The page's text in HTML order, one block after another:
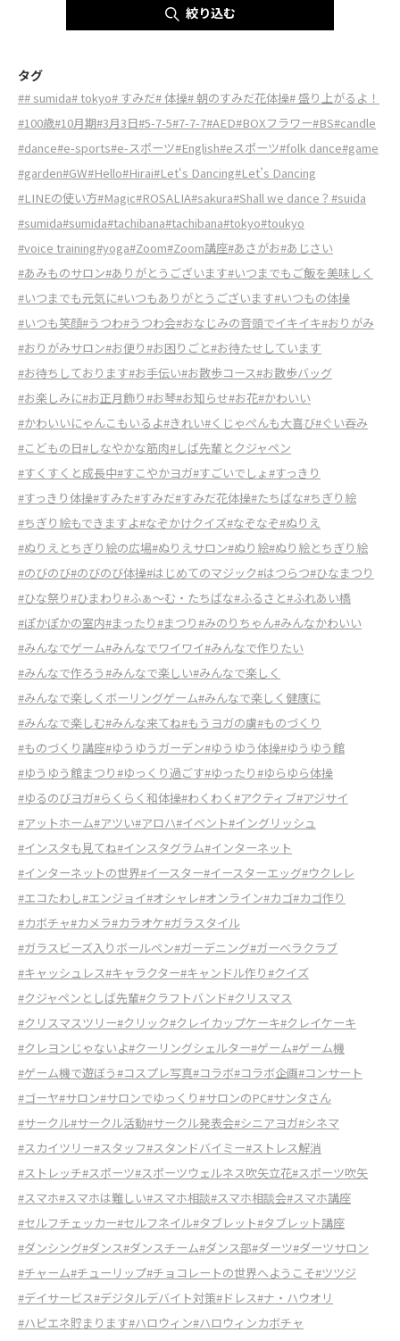
絞り込む
タグ
## sumida# tokyo# すみだ# 体操# 朝のすみだ花体操# 盛り上がるよ！
#100歳#10月期#3月3日#5-7-5#7-7-7#AED#BOXフラワー#BS#candle
#dance#e-sports#e-スポーツ#English#eスポーツ#folk dance#game
#garden#GW#Hello#Hirai#Let‘s Dancing#Let’s Dancing
#LINEの使い方#Magic#ROSALIA#sakura#Shall we dance？ #suida
#sumida#sumida#tachibana#tachibana#tokyo#toukyo
#voice training#yoga#Zoom#Zoom講座#あさがお#あじさい
#あみものサロン#ありがとうございます#いつまでもご飯を美味しく
#いつまでも元気に#いつもありがとうございます#いつもの体操
#いつも笑顔#うつわ#うつわ会#おなじみの音頭でイキイキ#おりがみ
#おりがみサロン#お便り#お困りごと#お待たせしています
#お待ちしております#お手伝い#お散歩コース#お散歩バッグ
#お楽しみに#お正月飾り#お琴#お知らせ#お花#かわいい
#かわいいにゃんこもいるよ#きれい#くじゃぺんも大喜び#ぐい吞み
#こどもの日#しなやかな筋肉#しば先輩とクジャペン
#すくすくと成長中#すこやかヨガ#すごいでしょ#すっきり
#すっきり体操#すみた#すみだ#すみだ花体操#たちばな#ちぎり絵
#ちぎり絵もできますよ#なぞかけクイズ#なぞなぞ#ぬりえ
#ぬりえとちぎり絵の広場#ぬりえサロン#ぬり絵#ぬり絵とちぎり絵
#のびのび#のびのび体操#はじめてのマジック#はつらつ#ひなまつり
#ひな祭り#ひまわり#ふぁ～む・たちばな#ふるさと#ふれあい橋
#ぽかぽかの室内#まったり#まつり#みのりちゃん#みんなかわいい
#みんなでゲーム#みんなでワイワイ#みんなで作りたい
#みんなで作ろう#みんなで楽しい#みんなで楽しく
#みんなで楽しくボーリングゲーム#みんなで楽しく健康に
#みんなで楽しむ#みんな来てね#もうヨガの虜#ものづくり
#ものづくり講座#ゆうゆうガーデン#ゆうゆう体操#ゆうゆう館
#ゆうゆう館まつり#ゆっくり過ごす#ゆったり#ゆらゆら体操
#ゆるのびヨガ#らくらく和体操#わくわく #アクティブ#アジサイ
#アットホーム#アツい#アロハ#イベント#イングリッシュ
#インスタも見てね#インスタグラム#インターネット
#インターネットの世界#イースター#イースターエッグ#ウクレレ
#エコたわし#エンジョイ#オシャレ#オンライン#カゴ#カゴ作り
#カボチャ#カメラ#カラオケ#ガラスタイル
#ガラスビーズ入りボールペン#ガーデニング#ガーベラクラブ
#キャッシュレス#キャラクター#キャンドル作り#クイズ
#クジャペンとしば先輩#クラフトバンド#クリスマス
#クリスマスツリー#クリック#クレイカップケーキ#クレイケーキ
#クレヨンじゃないよ#クーリングシェルター#ゲーム#ゲーム機
#ゲーム機で遊ぼう#コスプレ写真#コラボ#コラボ企画#コンサート
#ゴーヤ#サロン#サロンでゆっくり#サロンのPC#サンタさん
#サークル#サークル活動#サークル発表会#シニアヨガ#シネマ
#スカイツリー#スタッフ#スタンドバイミー#ストレス解消
#ストレッチ#スポーツ#スポーツウェルネス吹矢立花#スポーツ吹矢
#スマホ#スマホは難しい#スマホ相談#スマホ相談会#スマホ講座
#セルフチェッカー#セルフネイル#タブレット#タブレット講座
#ダンシング#ダンス#ダンスチーム#ダンス部#ダーツ#ダーツサロン
#チャーム#チューリップ#チョコレートの世界へようこそ#ツツジ
#デイサービス#デジタルデバイト対策#ドレス#ナ・ハウオリ
#ハピエネ貯まります#ハロウィン#ハロウィンカボチャ